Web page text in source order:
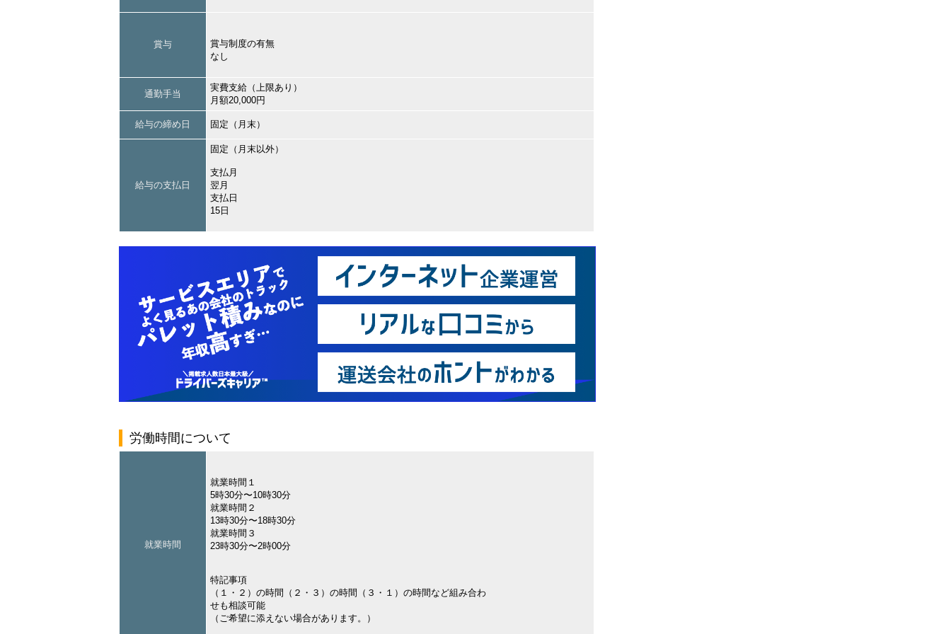
賞与
賞与制度の有無
なし
通勤手当
実費支給（上限あり）
月額20,000円
給与の締め日 固定（月末）
給与の支払日
固定（月末以外）
支払月
翌月
支払日
15日
労働時間について
就業時間
就業時間１
5時30分〜10時30分
就業時間２
13時30分〜18時30分
就業時間３
23時30分〜2時00分
特記事項
（１・２）の時間（２・３）の時間（３・１）の時間など組み合わ
せも相談可能
（ご希望に添えない場合があります。）